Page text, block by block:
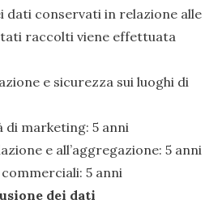
dati conservati in relazione alle
raccolti viene effettuata
e sicurezza sui luoghi di
di marketing: 5 anni
e all’aggregazione: 5 anni
5 anni
dei dati